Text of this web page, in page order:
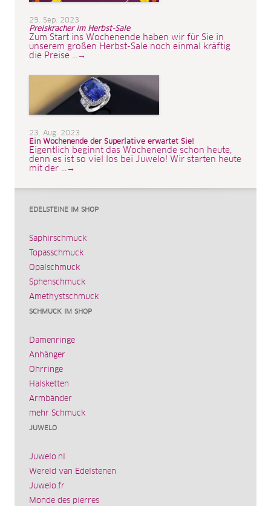
29. Sep. 2023
Preiskracher im Herbst-Sale
Zum Start ins Wochenende haben wir für Sie in
unserem großen Herbst-Sale noch einmal kräftig
die Preise ...→
23. Aug. 2023
Ein Wochenende der Superlative erwartet Sie!
Eigentlich beginnt das Wochenende schon heute,
denn es ist so viel los bei Juwelo! Wir starten heute
mit der ...→
EDELSTEINE IM SHOP
Saphirschmuck
Topasschmuck
Opalschmuck
Sphenschmuck
Amethystschmuck
SCHMUCK IM SHOP
Damenringe
Anhänger
Ohrringe
Halsketten
Armbänder
mehr Schmuck
JUWELO
Juwelo.nl
Wereld van Edelstenen
Juwelo.fr
Monde des pierres